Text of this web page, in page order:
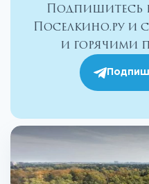
Подпишитесь
Поселкино.ру и
и горячими